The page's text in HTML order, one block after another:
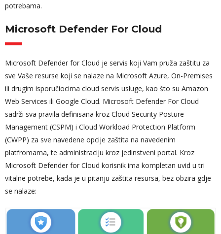
potrebama.
Microsoft Defender For Cloud
Microsoft Defender for Cloud je servis koji Vam pruža zaštitu za
sve Vaše resurse koji se nalaze na Microsoft Azure, On-Premises
ili drugim isporučiocima cloud servis usluge, kao što su Amazon
Web Services ili Google Cloud. Microsoft Defender For Cloud
sadrži sva pravila definisana kroz Cloud Security Posture
Management (CSPM) i Cloud Workload Protection Platform
(CWPP) za sve navedene opcije zaštita na navedenim
platfromama, te administraciju kroz jedinstveni portal. Kroz
Microsoft Defender for Cloud korisnik ima kompletan uvid u tri
vitalne potrebe, kada je u pitanju zaštita resursa, bez obzira gdje
se nalaze: